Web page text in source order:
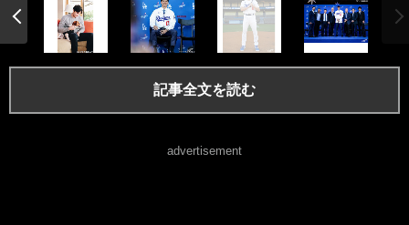
記事全文を読む
advertisement